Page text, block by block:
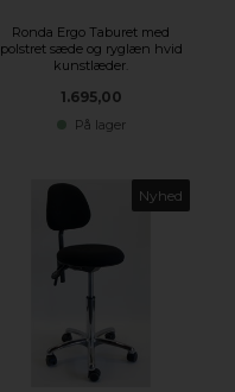
Ronda Ergo Taburet med
polstret sæde og ryglæn hvid
kunstlæder.
1.695,00
På lager
Nyhed